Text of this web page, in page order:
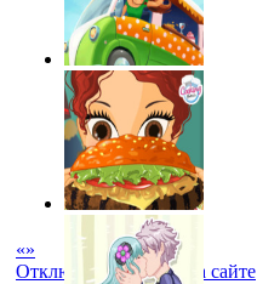
«»
Отключить рекламу на сайте